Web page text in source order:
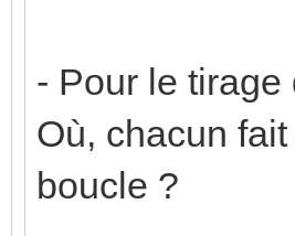
- Pour le
Où, chacun
boucle ?